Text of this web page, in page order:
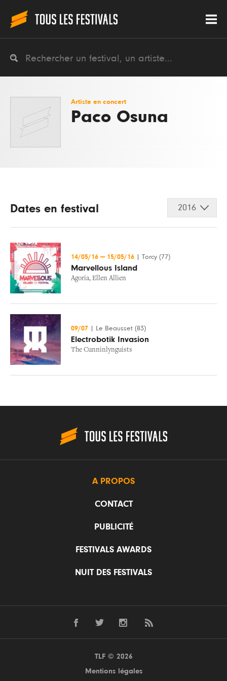
Artiste en concert
Paco Osuna
Dates en festival 2016
14/05/16 — 15/05/16 Torcy (77)
Marvellous Island
Agoria, Ellen Allien
09/07 Le Beausset (83)
Electrobotik Invasion
The Cunninlynguists
A PROPOS
CONTACT
PUBLICITÉ
FESTIVALS AWARDS
NUIT DES FESTIVALS
TLF © 2026
Mentions légales